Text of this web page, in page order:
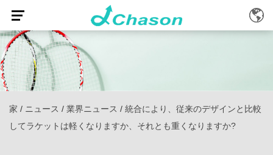
家 / ニュース / 業界ニュース / 統合により、従来のデザインと比較
してラケットは軽くなりますか、それとも重くなりますか?